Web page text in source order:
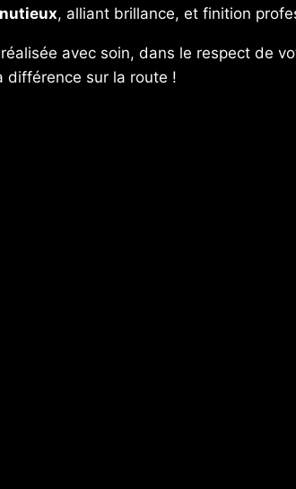
, alliant brillance, et finition
avec soin, dans le respect de
différence sur la route !